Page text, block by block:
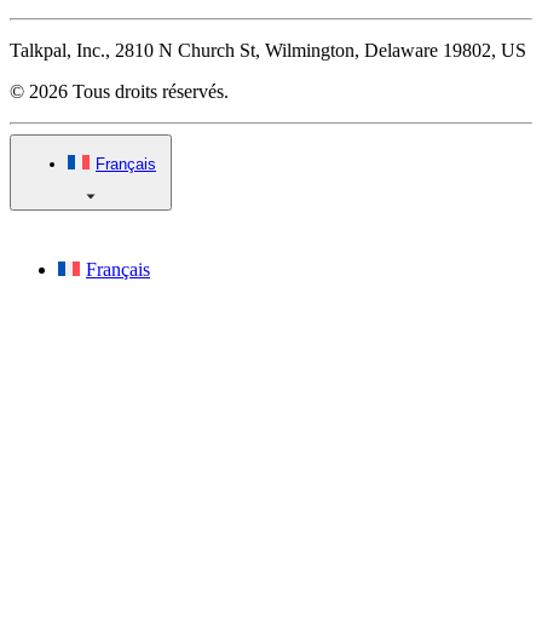
Talkpal, Inc., 2810 N Church St, Wilmington, Delaware 19802, US
© 2026 Tous droits réservés.
Français
Français